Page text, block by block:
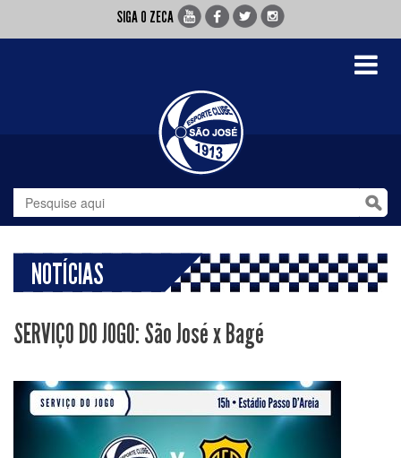
SIGA O ZECA
Toggle
NOTÍCIAS
SERVIÇO DO JOGO: São José x Bagé